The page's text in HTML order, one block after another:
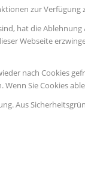
zur Verfügung
hat die
Webseite
nach Cookies
Sie Cookies
Aus